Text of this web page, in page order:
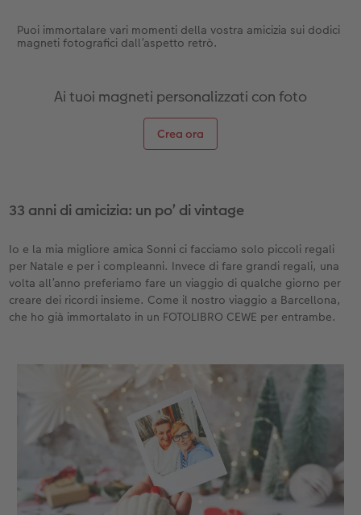
Puoi immortalare vari momenti della vostra amicizia sui dodici
magneti fotografici dall’aspetto retrò.
Ai tuoi magneti personalizzati con foto
Crea ora
33 anni di amicizia: un po’ di vintage
Io e la mia migliore amica Sonni ci facciamo solo piccoli regali
per Natale e per i compleanni. Invece di fare grandi regali, una
volta all’anno preferiamo fare un viaggio di qualche giorno per
creare dei ricordi insieme. Come il nostro viaggio a Barcellona,
che ho già immortalato in un FOTOLIBRO CEWE per entrambe.